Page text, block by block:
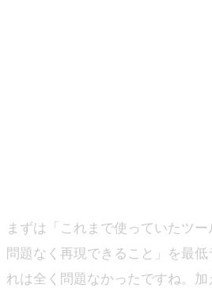
まずは「これまで使っていたツ
問題なく再現できること」を最低
れは全く問題なかったですね。加